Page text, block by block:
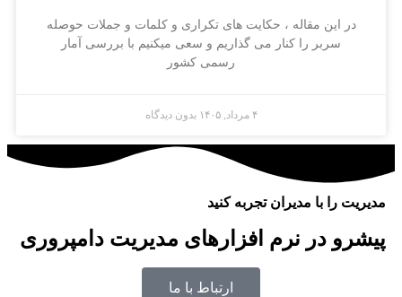
در این مقاله ، حکایت های تکراری و کلمات و جملات حوصله
سربر را کنار می گذاریم و سعی میکنیم با بررسی آمار
رسمی کشور
۴ مرداد, ۱۴۰۵ بدون دیدگاه
مدیریت را با مدیران تجربه کنید
پیشرو در نرم افزارهای مدیریت دامپروری
ارتباط با ما